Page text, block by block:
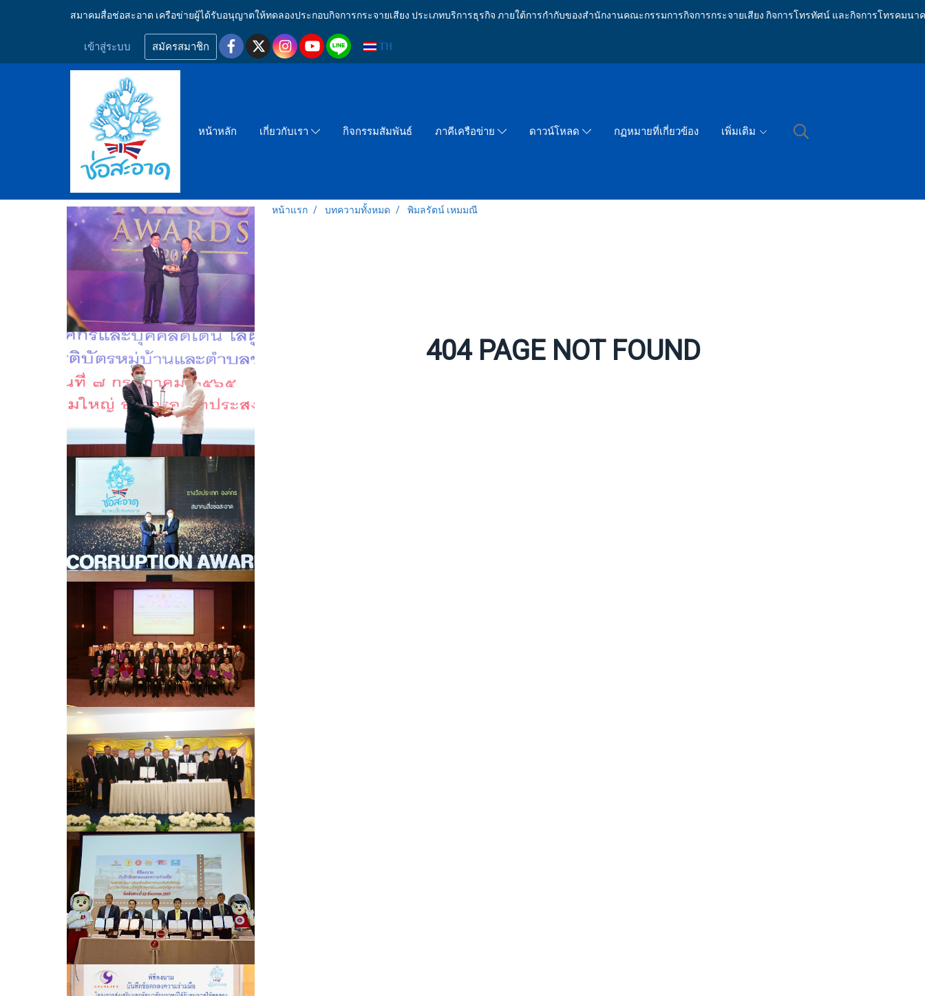
สมาคมสื่อช่อสะอาด เครือข่ายผู้ได้รับอนุญาตให้ทดลองประกอบกิจการกระจายเสียง ประเภทบริการธุรกิจ ภายใต้การกำกับของสำนักงานคณะกรรมการกิจการกระจายเสียง กิจการโทรทัศน์ และกิจการโทรคมนา
เข้าสู่ระบบ สมัครสมาชิก TH
หน้าหลัก เกี่ยวกับเรา กิจกรรมสัมพันธ์ ภาคีเครือข่าย ดาวน์โหลด กฏหมายที่เกี่ยวข้อง เพิ่มเติม
หน้าแรก บทความทั้งหมด พิมลรัตน์ เหมมณี
404 PAGE NOT FOUND